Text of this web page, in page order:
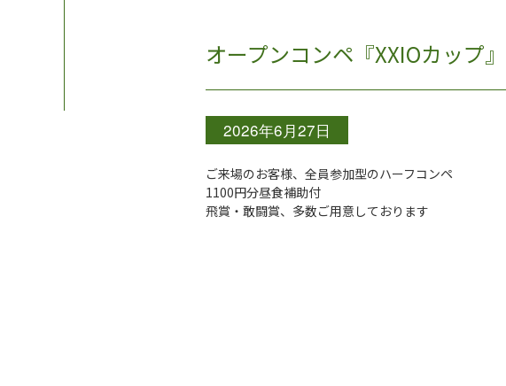
オープンコンペ『XXIOカップ』
2026年6月27日
ご来場のお客様、全員参加型のハーフコンペ
1100円分昼食補助付
飛賞・敢闘賞、多数ご用意しております